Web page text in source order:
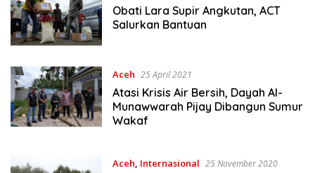
Obati Lara Supir Angkutan, ACT
Salurkan Bantuan
Aceh 25 April 2021
Atasi Krisis Air Bersih, Dayah Al-
Munawwarah Pijay Dibangun Sumur
Wakaf
Aceh, Internasional 25 November 2020